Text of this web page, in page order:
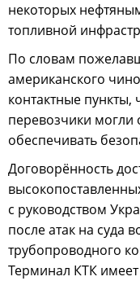
некоторых
топливной
По словам
американского
контактные
перевозчики
обеспечивать
Договорённость
с руководством
после атак на суда
трубопроводного
Терминал КТК